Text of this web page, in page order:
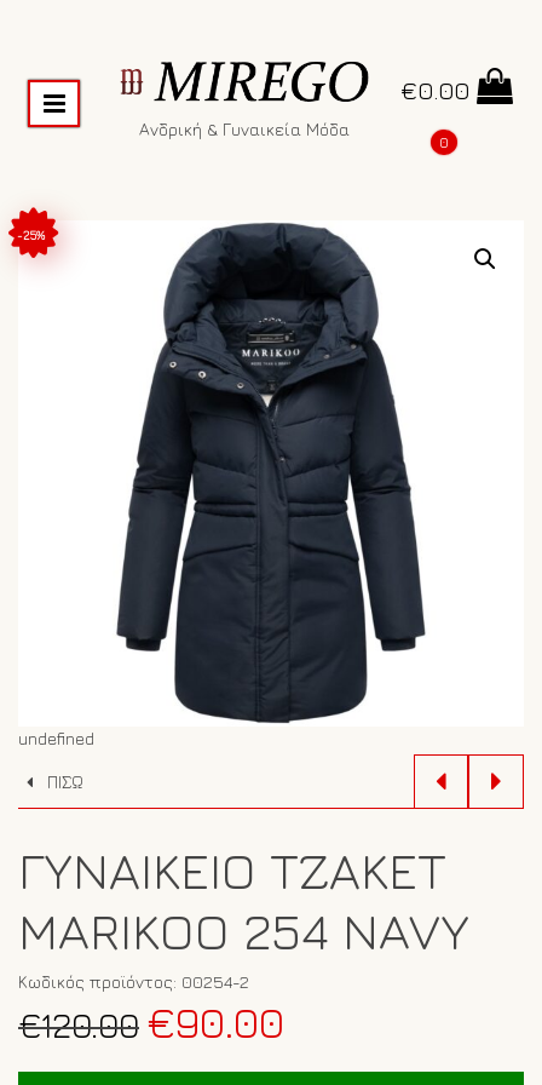
Ανδρική & Γυναικεία Μόδα
€0.00
0
-25%
undefined
ΠΙΣΩ
ΓΥΝΑΙΚΕΊΟ ΤΖΆΚΕΤ
MARIKOO 254 NAVY
Κωδικός προϊόντος: 00254-2
€120.00 Original
price
€90.00